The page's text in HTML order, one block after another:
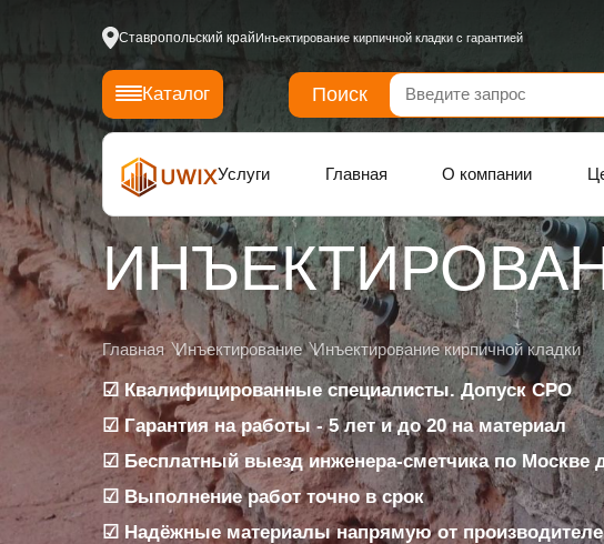
Ставропольский крайИнъектирование кирпичной кладки с гарантией
Каталог Поиск
Услуги Главная О компании
Главная Инъектирование Инъектирование кирпичной кладки
☑ Квалифицированные специалисты. Допуск СРО
☑ Гарантия на работы - 5 лет и до 20 на материал
☑ Бесплатный выезд инженера-сметчика по Москве
☑ Выполнение работ точно в срок
☑ Надёжные материалы напрямую от